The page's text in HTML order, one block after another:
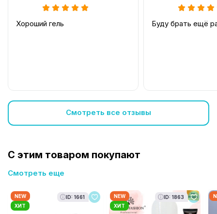
Хороший гель Буду брать ещё
Смотреть все отзывы
С этим товаром покупают
Смотреть еще
NEW
ХИТ
ID: 1661
NEW
ХИТ
ID: 1863